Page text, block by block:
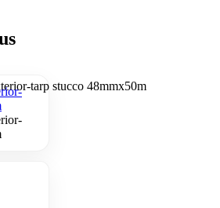
tarp stucco 48mmx50m